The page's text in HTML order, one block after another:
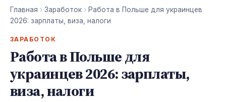
Главная › Заработок › Работа в Польше для украинцев
2026: зарплаты, виза, налоги
ЗАРАБОТОК
Работа в Польше для
украинцев 2026: зарплаты,
виза, налоги